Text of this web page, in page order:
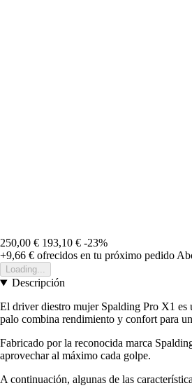
250,00 € 193,10 € -23%
+9,66 € ofrecidos en tu próximo pedido
Loading...
Descripción
El driver diestro mujer Spalding Pro X1 es
palo combina rendimiento y confort para
Fabricado por la reconocida marca
aprovechar al máximo cada golpe.
A continuación, algunas de las